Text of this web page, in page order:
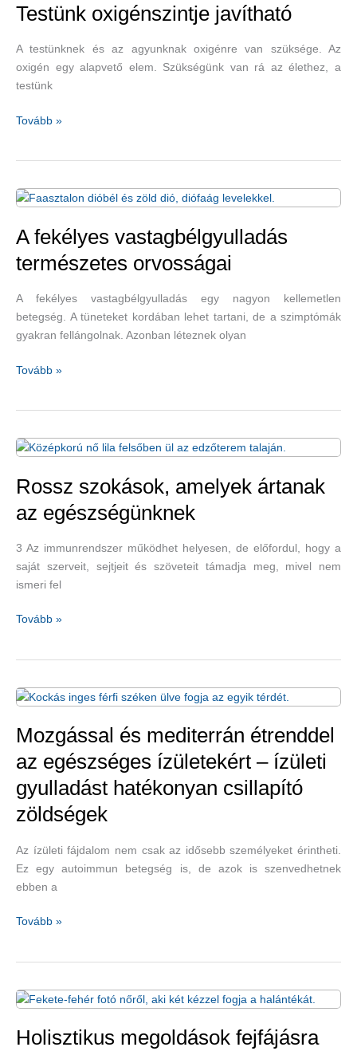
Testünk oxigénszintje javítható
A testünknek és az agyunknak oxigénre van szüksége. Az
oxigén egy alapvető elem. Szükségünk van rá az élethez, a
testünk
Testünk
Tovább »
A fekélyes vastagbélgyulladás
természetes orvosságai
A fekélyes vastagbélgyulladás egy nagyon kellemetlen
betegség. A tüneteket kordában lehet tartani, de a szimptómák
gyakran fellángolnak. Azonban léteznek olyan
A
orvosságai
Tovább »
Rossz szokások, amelyek ártanak
az egészségünknek
3 Az immunrendszer működhet helyesen, de előfordul, hogy a
saját szerveit, sejtjeit és szöveteit támadja meg, mivel nem
ismeri fel
Rossz
az
egészségünknek
Tovább »
Mozgással és mediterrán étrenddel
az egészséges ízületekért – ízületi
gyulladást hatékonyan csillapító
zöldségek
Az ízületi fájdalom nem csak az idősebb személyeket érintheti.
Ez egy autoimmun betegség is, de azok is szenvedhetnek
ebben a
Mozgással
az
egészséges
ízületekért
Tovább »
Holisztikus megoldások fejfájásra